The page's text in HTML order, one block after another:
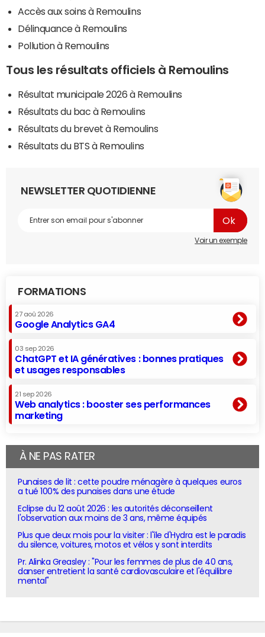
Accès aux soins à Remoulins
Délinquance à Remoulins
Pollution à Remoulins
Tous les résultats officiels à Remoulins
Résultat municipale 2026 à Remoulins
Résultats du bac à Remoulins
Résultats du brevet à Remoulins
Résultats du BTS à Remoulins
NEWSLETTER QUOTIDIENNE
Voir un exemple
FORMATIONS
27 aoû 2026
Google Analytics GA4
03 sep 2026
ChatGPT et IA génératives : bonnes pratiques
et usages responsables
21 sep 2026
Web analytics : booster ses performances
marketing
À NE PAS RATER
Punaises de lit : cette poudre ménagère à quelques euros
a tué 100% des punaises dans une étude
Eclipse du 12 août 2026 : les autorités déconseillent
l'observation aux moins de 3 ans, même équipés
Plus que deux mois pour la visiter : l'île d'Hydra est le paradis
du silence, voitures, motos et vélos y sont interdits
Pr. Alinka Greasley : "Pour les femmes de plus de 40 ans,
danser entretient la santé cardiovasculaire et l'équilibre
mental"